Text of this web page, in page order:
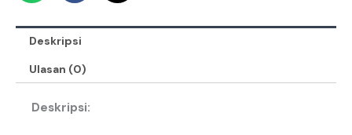
Deskripsi
Ulasan (0)
Deskripsi: